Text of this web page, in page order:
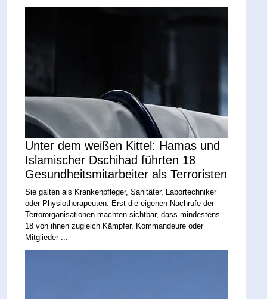
Unter dem weißen Kittel: Hamas und
Islamischer Dschihad führten 18
Gesundheitsmitarbeiter als Terroristen
Sie galten als Krankenpfleger, Sanitäter, Labortechniker
oder Physiotherapeuten. Erst die eigenen Nachrufe der
Terrororganisationen machten sichtbar, dass mindestens
18 von ihnen zugleich Kämpfer, Kommandeure oder
Mitglieder ...